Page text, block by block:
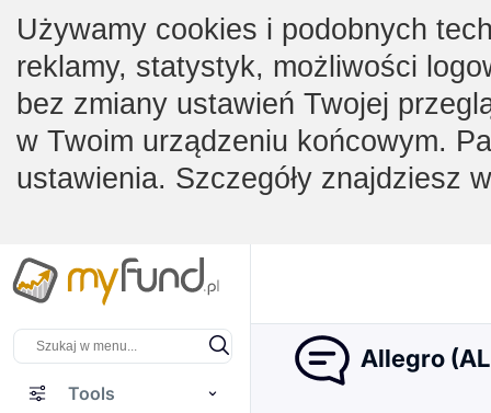
Używamy cookies i podobnych
reklamy, statystyk, możliwości
bez zmiany ustawień Twojej
w Twoim urządzeniu końcowym.
ustawienia. Szczegóły znajdziesz
Tools
Allegro